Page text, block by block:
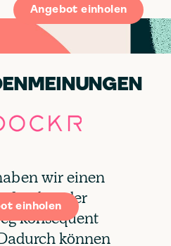
Angebot einholen
wir einen
der
konsequent
können
einholen